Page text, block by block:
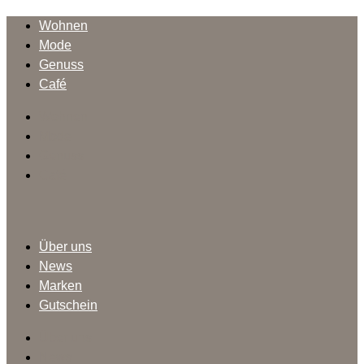
Wohnen
Mode
Genuss
Café
Über uns
News
Marken
Gutschein